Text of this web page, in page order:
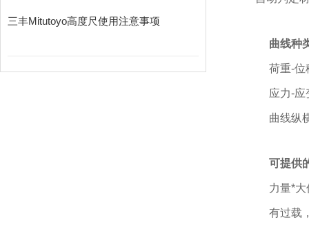
三丰Mitutoyo高度尺使用注意事项
曲线种
荷重-位
应力-应
曲线纵
可提供
力量*
有过载